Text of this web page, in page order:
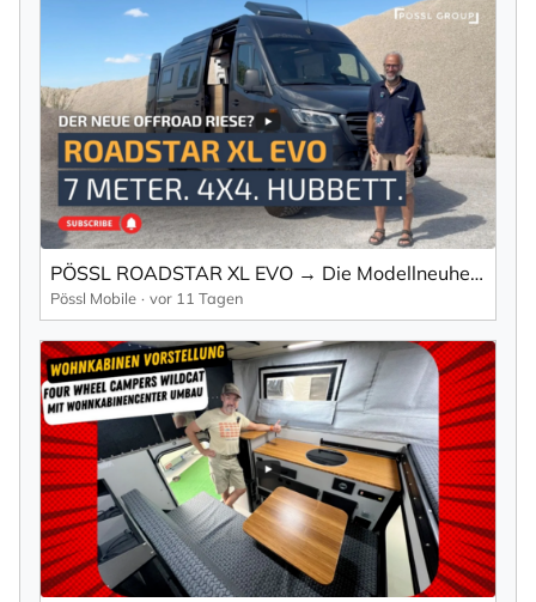
PÖSSL ROADSTAR XL EVO → Die Modellneuheit 2027 & der größte Offroad Camper auf 7m!
Pössl Mobile vor 11 Tagen